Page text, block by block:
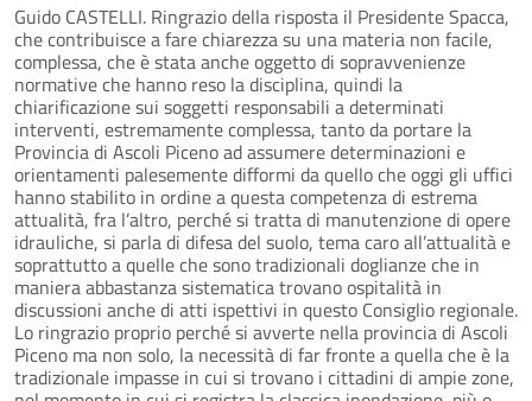
Guido CASTELLI. Ringrazio della risposta il Presidente Spacca,
che contribuisce a fare chiarezza su una materia non facile,
complessa, che è stata anche oggetto di sopravvenienze
normative che hanno reso la disciplina, quindi la
chiarificazione sui soggetti responsabili a determinati
interventi, estremamente complessa, tanto da portare la
Provincia di Ascoli Piceno ad assumere determinazioni e
orientamenti palesemente difformi da quello che oggi gli uffici
hanno stabilito in ordine a questa competenza di estrema
attualità, fra l’altro, perché si tratta di manutenzione di opere
idrauliche, si parla di difesa del suolo, tema caro all’attualità e
soprattutto a quelle che sono tradizionali doglianze che in
maniera abbastanza sistematica trovano ospitalità in
discussioni anche di atti ispettivi in questo Consiglio regionale.
Lo ringrazio proprio perché si avverte nella provincia di Ascoli
Piceno ma non solo, la necessità di far fronte a quella che è la
tradizionale impasse in cui si trovano i cittadini di ampie zone,